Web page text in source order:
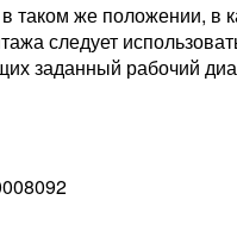
таком же положении,
следует
заданный рабочий